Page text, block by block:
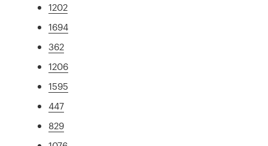
1202
1694
362
1206
1595
447
829